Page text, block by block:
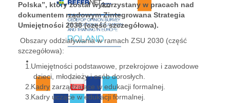
Polska”, który został wykorzystany w pracach nad
dokumentem rządowym Zintegrowana Strategia
Umiejętności 2030 (część szczegółowa).
Obszary oddziaływania w ramach ZSU 2030 (część
szczegółowa):
Umiejętności podstawowe, przekrojowe i zawodowe
dzieci, młodzieży i osób dorosłych.
Kadry zarządzające w edukacji formalnej.
Kadry uczące w edukacji formalnej.